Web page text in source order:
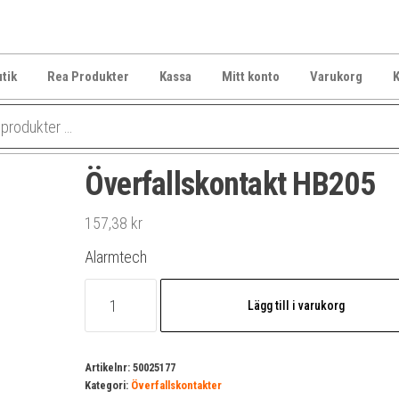
Rea Produkter Kassa Mitt konto Varukorg
Överfallskontakt HB205
157,38 kr
Alarmtech
HB205
Lägg till i varukorg
Artikelnr: 50025177
Kategori: Överfallskontakter